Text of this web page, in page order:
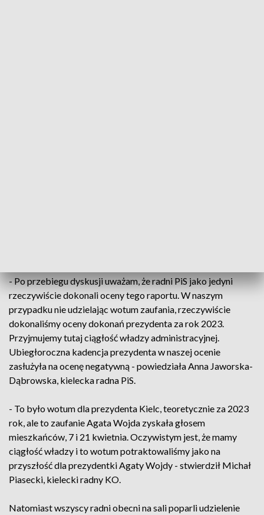
- Po przebiegu dyskusji uważam, że radni PiS jako jedyni
rzeczywiście dokonali oceny tego raportu. W naszym
przypadku nie udzielając wotum zaufania, rzeczywiście
dokonaliśmy oceny dokonań prezydenta za rok 2023.
Przyjmujemy tutaj ciągłość władzy administracyjnej.
Ubiegłoroczna kadencja prezydenta w naszej ocenie
zasłużyła na ocenę negatywną - powiedziała Anna Jaworska-
Dąbrowska, kielecka radna PiS.
- To było wotum dla prezydenta Kielc, teoretycznie za 2023
rok, ale to zaufanie Agata Wojda zyskała głosem
mieszkańców, 7 i 21 kwietnia. Oczywistym jest, że mamy
ciągłość władzy i to wotum potraktowaliśmy jako na
przyszłość dla prezydentki Agaty Wojdy - stwierdził Michał
Piasecki, kielecki radny KO.
Natomiast wszyscy radni obecni na sali poparli udzielenie